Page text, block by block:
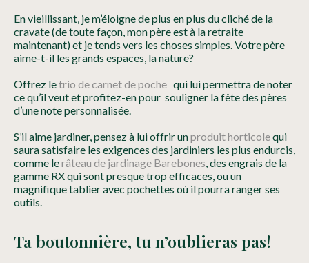
En vieillissant, je m’éloigne de plus en plus du cliché de la
cravate (de toute façon, mon père est à la retraite
maintenant) et je tends vers les choses simples. Votre père
aime-t-il les grands espaces, la nature?
Offrez letrio de carnet de poche qui lui permettra de noter
ce qu’il veut et profitez-en pour souligner la fête des pères
d’une note personnalisée.
S’il aime jardiner, pensez à lui offrir unproduit horticolequi
saura satisfaire les exigences des jardiniers les plus endurcis,
comme lerâteau de jardinage Barebones, des engrais de la
gamme RX qui sont presque trop efficaces, ou un
magnifique tablier avec pochettes où il pourra ranger ses
outils.
Ta boutonnière, tu n’oublieras pas!